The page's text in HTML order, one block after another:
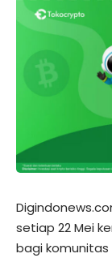
setiap 22 Mei
bagi komunitas